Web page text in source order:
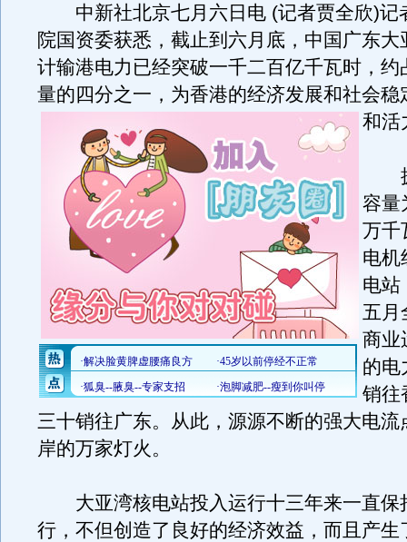
中新社北京七月六日电 (记者贾全欣)记
院国资委获悉，截止到六月底，中国广东大
计输港电力已经突破一千二百亿千瓦时，约
量的四分之一，为香港的经济发展和社会稳
和活
拥
容量
万千
电机
电站
五月
商业
的电
销往
三十销往广东。从此，源源不断的强大电流
岸的万家灯火。
大亚湾核电站投入运行十三年来一直保
行，不但创造了良好的经济效益，而且产生